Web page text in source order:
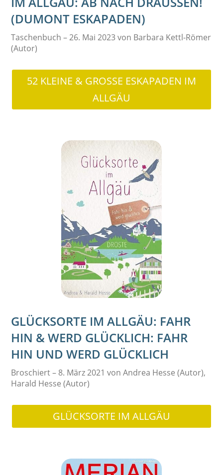
UMONT ESKAPADEN)
Taschenbuch – 26. Mai 2023 von Barbara Kettl-Römer
(Autor)
52 KLEINE & GROSSE ESKAPADEN IM A
LLGÄU
GLÜCKSORTE IM ALLGÄU: FAHR
HIN & WERD GLÜCKLICH: FAHR
HIN UND WERD GLÜCKLICH
Broschiert – 8. März 2021 von Andrea Hesse (Autor),
Harald Hesse (Autor)
GLÜCKSORTE IM ALLGÄU